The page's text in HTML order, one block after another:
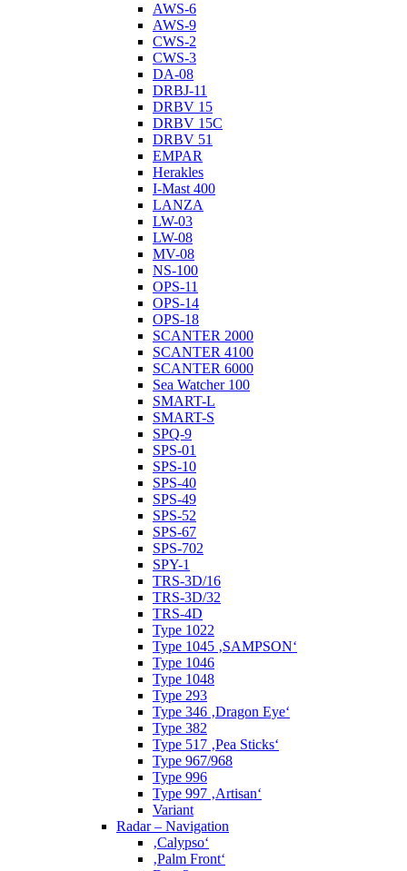
AWS-6
AWS-9
CWS-2
CWS-3
DA-08
DRBJ-11
DRBV 15
DRBV 15C
DRBV 51
EMPAR
Herakles
I-Mast 400
LANZA
LW-03
LW-08
MV-08
NS-100
OPS-11
OPS-14
OPS-18
SCANTER 2000
SCANTER 4100
SCANTER 6000
Sea Watcher 100
SMART-L
SMART-S
SPQ-9
SPS-01
SPS-10
SPS-40
SPS-49
SPS-52
SPS-67
SPS-702
SPY-1
TRS-3D/16
TRS-3D/32
TRS-4D
Type 1022
Type 1045 ‚SAMPSON‘
Type 1046
Type 1048
Type 293
Type 346 ‚Dragon Eye‘
Type 382
Type 517 ‚Pea Sticks‘
Type 967/968
Type 996
Type 997 ‚Artisan‘
Variant
Radar – Navigation
‚Calypso‘
‚Palm Front‘